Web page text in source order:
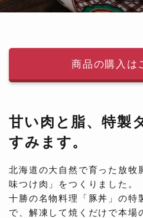
商品の購入は
甘い肉と脂、特製
すみます。
北海道の大自然で育った放牧
味つけ肉」をつくりました。
十勝の名物料理「豚丼」の特
で、解凍して焼くだけで本場